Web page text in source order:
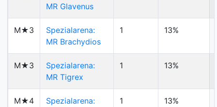
MR Glavenus
M★3
Spezialarena:
MR Brachydios
1 13%
M★3
Spezialarena:
MR Tigrex
1 13%
M★4
Spezialarena:
1 13%